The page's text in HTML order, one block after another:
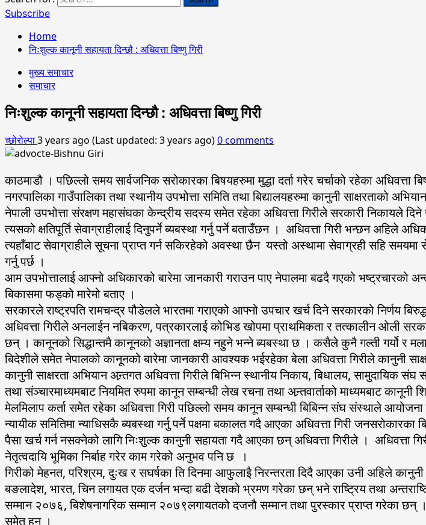
Subscribe
Home
निःशुल्क कानूनी सहायता दिन्छौ : अधिवत्ता बिष्णु गिरी
मुख्य समाचार
समाचार
निःशुल्क कानूनी सहायता दिन्छौ : अधिवत्ता बिष्णु गिरी
च्छोरोल्पा3 years ago (Last updated: 3 years ago)0 comments
काठमाडौ । पछिल्लो समय सार्वजनिक सरोकारका बिषयहरुमा मुद्धा दर्ता गरेर चर्चाको रहेका
नगरपालिका गाउँपालिका तथा स्थानीय उपभोत्ता समिति तथा बिद्यालयहरुमा कानुनी साक्षरताको
नेपाली उपभोत्ता संरक्षण महासंघका केन्द्रीय सदस्य समेत रहेका अधिवत्ता गिरीले सरकारी निकायले
त्यसको क्षतिपूर्ति सेवाग्राहीलाई दिनुपर्ने ब्यबस्था गर्नु पर्ने बताउँछन । अधिवत्ता गिरी भन्छन
त्यहाँबाट सेवाग्राहीले सूचना प्राप्त गर्न सकिरहेको अवस्था छैन यस्तो अस्थामा सेवाग्रही सहि
गर्नु पर्छ ।
आम उपभोत्तालाई आफ्नो अधिकारको बारेमा जानकारी गराउन पाए नेपालमा बढदै गएको भष्ट्रचारको
बिकासमा फड्को मारेमो बताए ।
सरकारले राष्ट्रपति रामचन्द्र पौडेलले भारतमा गराएको आफ्नो उपचार खर्च दिने सरकारको निर्णय
अधिवत्ता गिरीले अनलाईन नबिकरण, पत्रकारलाई कोभिड खोपमा प्राथमिकता र तत्कालीन ओली
छन् । कानूनको सिद्धान्तमै कानूनको अज्ञानता क्षम्य नहुने भन्ने ब्यबस्था छ । कसैले कुनै गल्ती गर्यो र
बिदेशीले समेत नेपालको कानूनको बारेमा जानकारी आवश्यक भईरहेका बेला अधिवत्ता गिरीले कानुनी
कानुनी साक्षरता अभियान अन्र्तगत अधिवत्ता गिरीले बिभिन्न स्थानीय निकाय, बिधालय,
तथा संञ्चारमाध्यमबाट नियमित रुपमा कानून सम्बन्धी लेख रचना तथा अन्र्तवार्ताको माध्यमबाट कानूनी
मेलमिलाप कर्ता समेत रहेका अधिवत्ता गिरी पछिल्लो समय कानून सम्बन्धी बिबिन्न संघ संस्थाले
न्यायीक समितिमा न्याधिसकै ब्यबस्था गर्नु पर्ने पक्षमा बकालत गदै आएका अधिवत्ता गिरी
पैसा खर्च गर्न नसक्नेको लागि निःशुल्क कानुनी सहायता गदै आएका छन् अधिवत्ता गिरीले । अधिवत्ता
नेतृत्वदायि भूमिका निर्बाह गरेर काम गरेको अनुभव पनि छ ।
गिरीको मेहनत, परिश्रम, दुःख र सघर्षका ति दिनमा आफुलाइै निरन्तरता दिदै आएका उनी अहिले कानुनी
बङलादेश, भारत, चिन लगायत एक दर्जन भन्दा बढी देशको भ्रमण गरेका छन् भने राष्ट्रिय तथा
सम्मान २०७६, बिशेषनागरिक सम्मान २०७९लगायतको दजनौ सम्मान तथा पुरस्कार प्राप्त गरेका
समेत हुन् ।